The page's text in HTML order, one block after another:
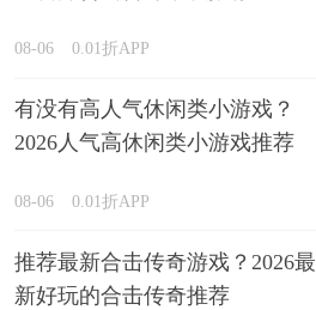
08-06 0.01折APP
有没有高人气休闲类小游戏？
2026人气高休闲类小游戏推荐
08-06 0.01折APP
推荐最新合击传奇游戏？2026最
新好玩的合击传奇推荐